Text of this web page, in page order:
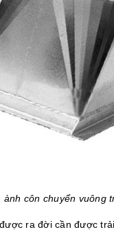
ành côn chuyển vuông
ra đời cần được